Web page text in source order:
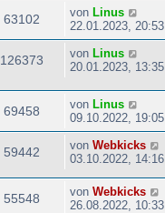
63102 von Linus
22.01.2023, 20:53
126373 von Linus
20.01.2023, 13:35
69458 von Linus
09.10.2022, 19:05
59442 von Webkicks
03.10.2022, 14:16
55548 von Webkicks
26.08.2022, 10:33